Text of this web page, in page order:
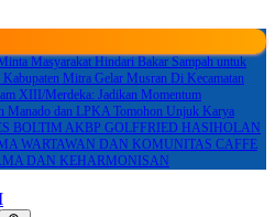
Masyarakat Hindari Bakar Sampah untuk
Kabupaten Mitra Gelar Musran Di Kecamatan
XIII/Merdeka: Jadikan Momentum
Manado dan LPKA Tomohon Unjuk Karya
BOLTIM AKBP GOLFFRIED HASIHOLAN
WARTAWAN DAN KOMUNITAS CAFFE
DAN KEHARMONISAN